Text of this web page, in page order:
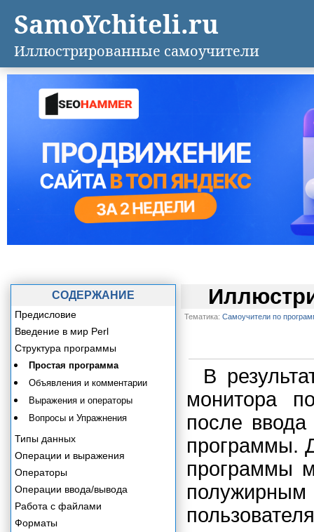
Тематика: Самоучители по
В
монитора
после ввода
программы.
программы
СОДЕРЖАНИЕ
Предисловие
Введение в мир Perl
Структура программы
Простая программа
Объявления и комментарии
Выражения и операторы
Вопросы и Упражнения
Типы данных
Операции и выражения
Операторы
Операции ввода/вывода
Работа с файлами
Форматы
SamoYchiteli.ru
Иллюстрированные самоучители